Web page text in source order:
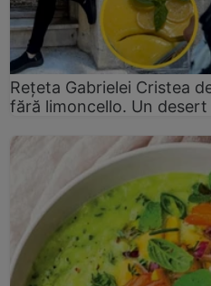
Rețeta Gabrielei Cristea
fără limoncello. Un